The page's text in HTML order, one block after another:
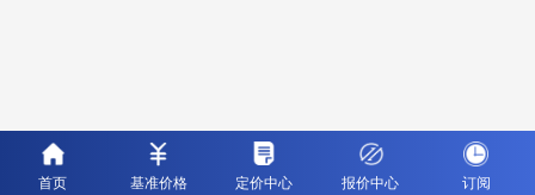
首页 基准价格 定价中心 报价中心 订阅